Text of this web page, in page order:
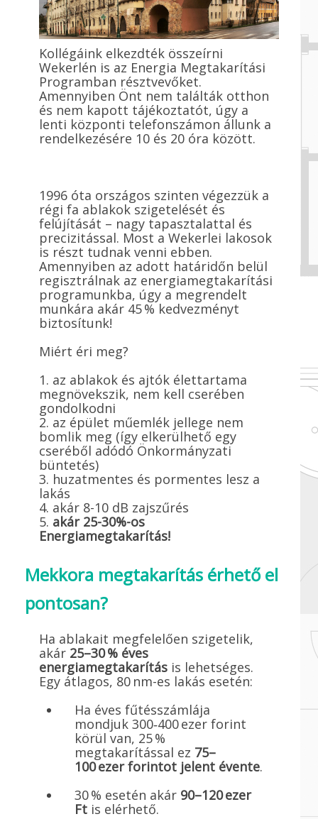
Kollégáink elkezdték összeírni
Wekerlén is az Energia Megtakarítási
Programban résztvevőket.
Amennyiben Önt nem találták otthon
és nem kapott tájékoztatót, úgy a
lenti központi telefonszámon állunk a
rendelkezésére 10 és 20 óra között.
1996 óta országos szinten végezzük a
régi fa ablakok szigetelését és
felújítását – nagy tapasztalattal és
precizitással. Most a Wekerlei lakosok
is részt tudnak venni ebben.
Amennyiben az adott határidőn belül
regisztrálnak az energiamegtakarítási
programunkba, úgy a megrendelt
munkára akár 45 % kedvezményt
biztosítunk!
Miért éri meg?
1. az ablakok és ajtók élettartama
megnövekszik, nem kell cserében
gondolkodni
2. az épület műemlék jellege nem
bomlik meg (így elkerülhető egy
cseréből adódó Önkormányzati
büntetés)
3. huzatmentes és pormentes lesz a
lakás
4. akár 8-10 dB zajszűrés
5. akár 25-30%-os
Energiamegtakarítás!
Mekkora megtakarítás érhető el
pontosan?
Ha ablakait megfelelően szigetelik,
akár 25–30 % éves
energiamegtakarítás is lehetséges.
Egy átlagos, 80 nm-es lakás esetén:
Ha éves fűtésszámlája
mondjuk 300‑400 ezer forint
körül van, 25 %
megtakarítással ez 75–
100 ezer forintot jelent évente.
30 % esetén akár 90–120 ezer
Ft is elérhető.